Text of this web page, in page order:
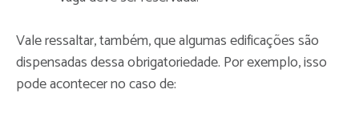
Vale ressaltar, também, que algumas edificações são
dispensadas dessa obrigatoriedade. Por exemplo, isso
pode acontecer no caso de: